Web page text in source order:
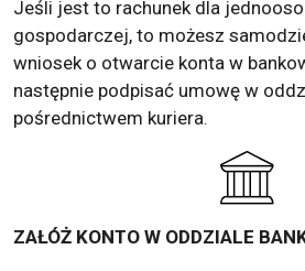
Jeśli jest to rachunek dla
gospodarczej, to możesz
wniosek o otwarcie konta w
następnie podpisać umowę w
pośrednictwem kuriera.
ZAŁÓŻ KONTO W ODDZIALE